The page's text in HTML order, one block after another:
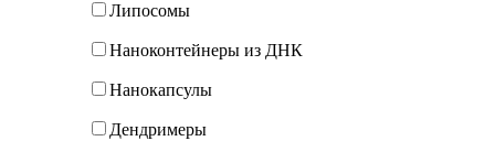
Липосомы
Наноконтейнеры из ДНК
Нанокапсулы
Дендримеры